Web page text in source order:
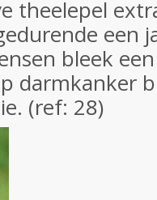
theelepel
een
bleek
darmkanker
(ref: 28)